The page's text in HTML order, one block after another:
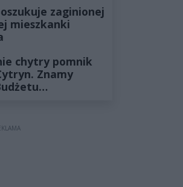
zaginionej
mieszkanki
chytry pomnik
Znamy